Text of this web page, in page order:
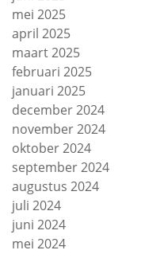
mei 2025
april 2025
maart 2025
februari 2025
januari 2025
december 2024
november 2024
oktober 2024
september 2024
augustus 2024
juli 2024
juni 2024
mei 2024